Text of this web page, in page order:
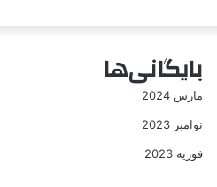
بایگانی‌ها
مارس 2024
نوامبر 2023
فوریه 2023